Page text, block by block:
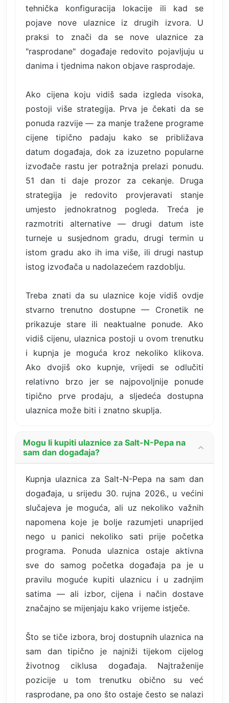
tehnička konfiguracija lokacije ili kad se
pojave nove ulaznice iz drugih izvora. U
praksi to znači da se nove ulaznice za
"rasprodane" događaje redovito pojavljuju u
danima i tjednima nakon objave rasprodaje.
Ako cijena koju vidiš sada izgleda visoka,
postoji više strategija. Prva je čekati da se
ponuda razvije — za manje tražene programe
cijene tipično padaju kako se približava
datum događaja, dok za izuzetno popularne
izvođače rastu jer potražnja prelazi ponudu.
51 dan ti daje prozor za cekanje. Druga
strategija je redovito provjeravati stanje
umjesto jednokratnog pogleda. Treća je
razmotriti alternative — drugi datum iste
turneje u susjednom gradu, drugi termin u
istom gradu ako ih ima više, ili drugi nastup
istog izvođača u nadolazećem razdoblju.
Treba znati da su ulaznice koje vidiš ovdje
stvarno trenutno dostupne — Cronetik ne
prikazuje stare ili neaktualne ponude. Ako
vidiš cijenu, ulaznica postoji u ovom trenutku
i kupnja je moguća kroz nekoliko klikova.
Ako dvojiš oko kupnje, vrijedi se odlučiti
relativno brzo jer se najpovoljnije ponude
tipično prve prodaju, a sljedeća dostupna
ulaznica može biti i znatno skuplja.
Mogu li kupiti ulaznice za Salt-N-Pepa na
sam dan događaja?
Kupnja ulaznica za Salt-N-Pepa na sam dan
događaja, u srijedu 30. rujna 2026., u većini
slučajeva je moguća, ali uz nekoliko važnih
napomena koje je bolje razumjeti unaprijed
nego u panici nekoliko sati prije početka
programa. Ponuda ulaznica ostaje aktivna
sve do samog početka događaja pa je u
pravilu moguće kupiti ulaznicu i u zadnjim
satima — ali izbor, cijena i način dostave
značajno se mijenjaju kako vrijeme istječe.
Što se tiče izbora, broj dostupnih ulaznica na
sam dan tipično je najniži tijekom cijelog
životnog ciklusa događaja. Najtraženije
pozicije u tom trenutku obično su već
rasprodane, pa ono što ostaje često se nalazi